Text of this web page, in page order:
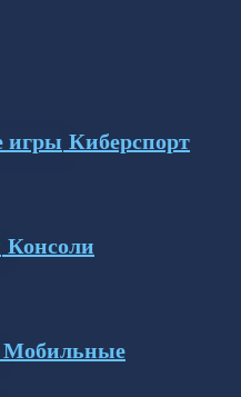
Киберспорт
Консоли
Мобильные